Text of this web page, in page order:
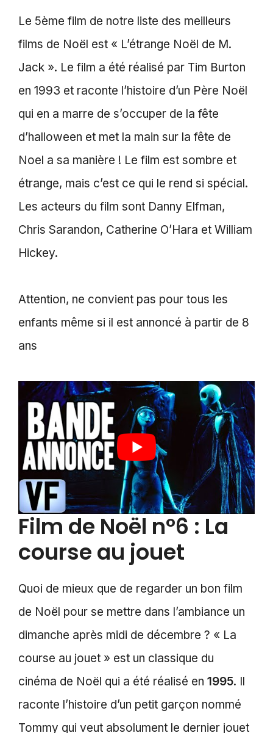
Le 5ème film de notre liste des meilleurs
films de Noël est « L’étrange Noël de M.
Jack ». Le film a été réalisé par Tim Burton
en 1993 et raconte l’histoire d’un Père Noël
qui en a marre de s’occuper de la fête
d’halloween et met la main sur la fête de
Noel a sa manière ! Le film est sombre et
étrange, mais c’est ce qui le rend si spécial.
Les acteurs du film sont Danny Elfman,
Chris Sarandon, Catherine O’Hara et William
Hickey.
Attention, ne convient pas pour tous les
enfants même si il est annoncé à partir de 8
ans
Film de Noël n°6 : La
course au jouet
Quoi de mieux que de regarder un bon film
de Noël pour se mettre dans l’ambiance un
dimanche après midi de décembre ? « La
course au jouet » est un classique du
cinéma de Noël qui a été réalisé en 1995. Il
raconte l’histoire d’un petit garçon nommé
Tommy qui veut absolument le dernier jouet